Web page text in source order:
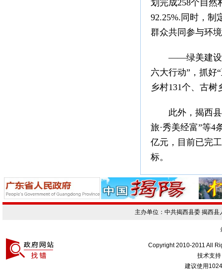
划完成258个自然
92.25%.同时，制
群众共同参与环
——绿美建设与
六大行动”，抓好
乡村131个、古树
此外，揭西县
旅·秀美经富”等4
亿元，目前已完
标。
主办单位：中共揭西县委 揭西
Copyright 2010-2011 All
技术支
建议使用